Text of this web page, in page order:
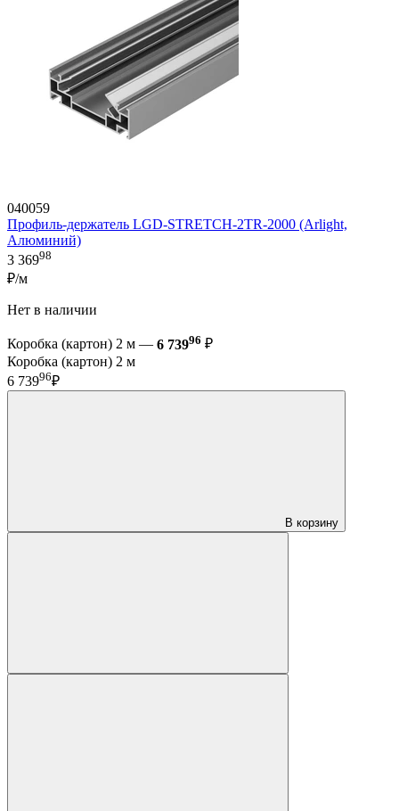
040059
Профиль-держатель LGD-STRETCH-2TR-2000 (Arlight,
Алюминий)
3 36998
₽/м
Нет в наличии
Коробка (картон) 2 м — 6 73996 ₽
Коробка (картон) 2 м
6 73996₽
В корзину